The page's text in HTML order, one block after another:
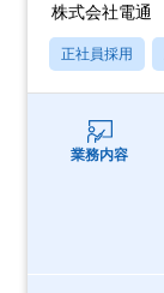
株式会社電通
正社員採用
業務内容